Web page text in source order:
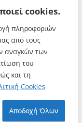
cookies.
πληροφοριών
από τους
αναγκών των
του
και τη
Cookies
Αποδοχή Όλων